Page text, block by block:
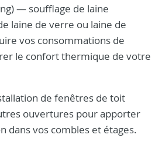
— soufflage de laine
laine de verre ou laine de
vos consommations de
le confort thermique de votre
de fenêtres de toit
ouvertures pour apporter
dans vos combles et étages.